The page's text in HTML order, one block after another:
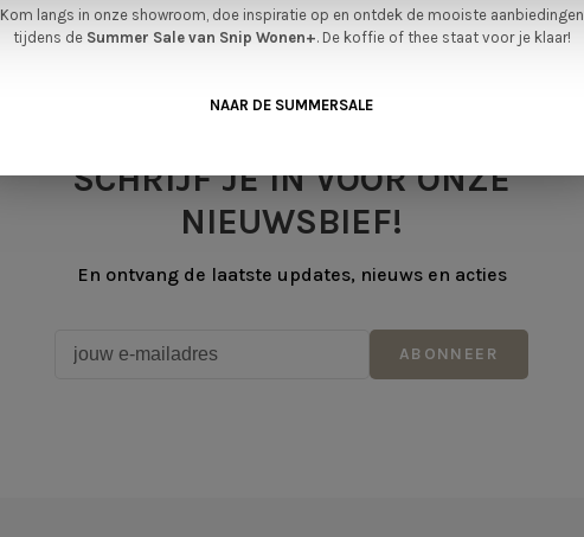
SCHRIJF JE IN VOOR ONZE
NIEUWSBIEF!
En ontvang de laatste updates, nieuws en acties
ABONNEER
Kom langs in onze showroom, doe inspiratie op en ontdek de mooiste aanbiedingen
tijdens de Summer Sale van Snip Wonen+. De koffie of thee staat voor je klaar!
NAAR DE SUMMERSALE